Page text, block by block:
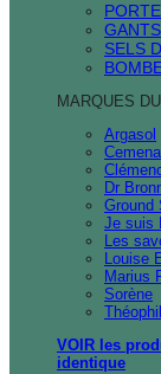
SELS
MARQUES
Argasol
Cemena
Dr
Ground
Je suis
Les
Louise
Marius
Sorène
VOIR les
identique